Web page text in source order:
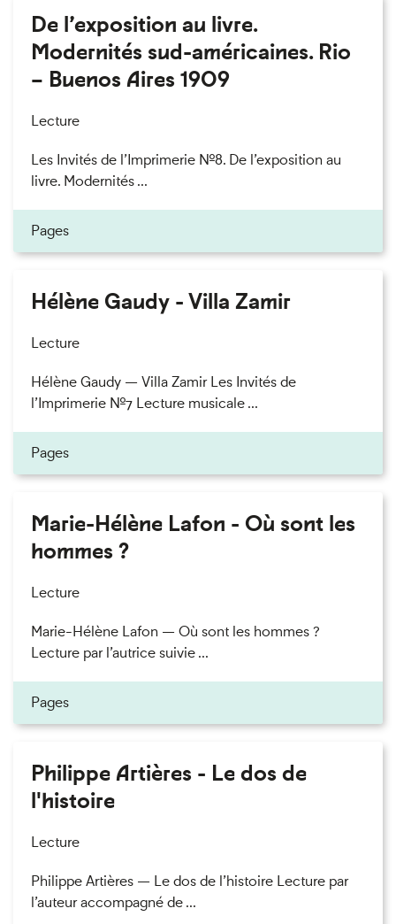
De l’exposition au livre.
Modernités sud-américaines. Rio
– Buenos Aires 1909
Lecture
Les Invités de l’Imprimerie n°8. De l’exposition au
livre. Modernités ...
Pages
Hélène Gaudy - Villa Zamir
Lecture
Hélène Gaudy — Villa Zamir Les Invités de
l’Imprimerie n°7 Lecture musicale ...
Pages
Marie-Hélène Lafon - Où sont les
hommes ?
Lecture
Marie-Hélène Lafon — Où sont les hommes ?
Lecture par l’autrice suivie ...
Pages
Philippe Artières - Le dos de
l'histoire
Lecture
Philippe Artières — Le dos de l’histoire Lecture par
l’auteur accompagné de ...